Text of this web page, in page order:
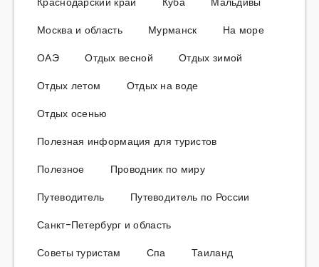
Москва и область
Мурманск
На море
ОАЭ
Отдых весной
Отдых зимой
Отдых летом
Отдых на воде
Отдых осенью
Полезная информация для туристов
Полезное
Проводник по миру
Путеводитель
Путеводитель по России
Санкт-Петербург и область
Советы туристам
Спа Таиланд